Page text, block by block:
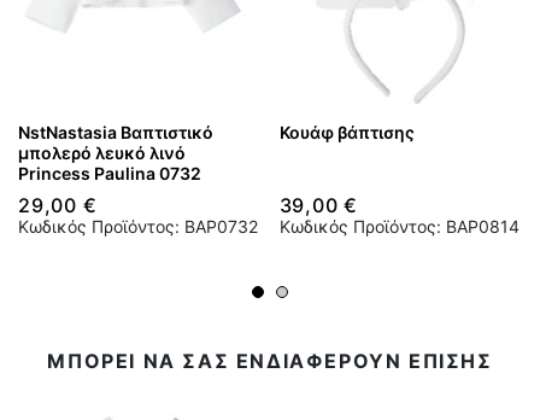
NstNastasia Βαπτιστικό
μπολερό λευκό λινό
Princess Paulina 0732
29,00 €
Κωδικός Προϊόντος: BAP0732
Κουάφ βάπτισης
39,00 €
Κωδικός Προϊόντος: BAP0814
ΜΠΟΡΕΙ ΝΑ ΣΑΣ ΕΝΔΙΑΦΕΡΟΥΝ ΕΠΙΣΗΣ